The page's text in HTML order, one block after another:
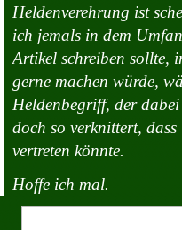
Heldenverehrung ist
ich jemals in dem
Artikel schreiben sollte,
gerne machen würde,
Heldenbegriff, der dabei
doch so verknittert, dass
vertreten könnte.
Hoffe ich mal.